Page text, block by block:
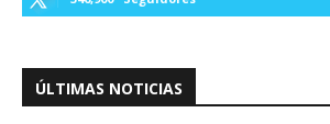
ÚLTIMAS NOTICIAS